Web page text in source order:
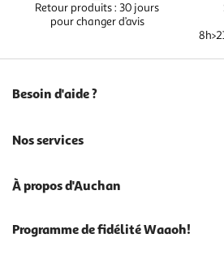
Retour produits : 30 jours
pour changer d’avis
Besoin d'aide ?
Nos services
À propos d'Auchan
Programme de fidélité Waaoh!